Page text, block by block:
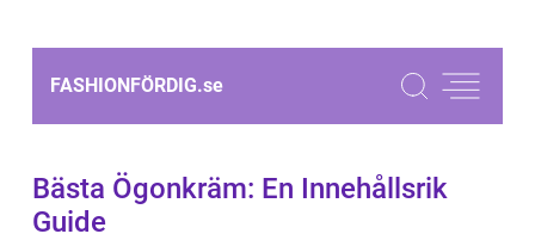
FASHIONFÖRDIG.se
Bästa Ögonkräm: En Innehållsrik
Guide